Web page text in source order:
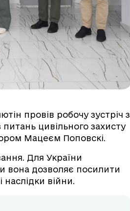
провів робочу зустріч з
цивільного захисту
Мацеєм Поповскі.
Для України
вона дозволяє посилити
війни.